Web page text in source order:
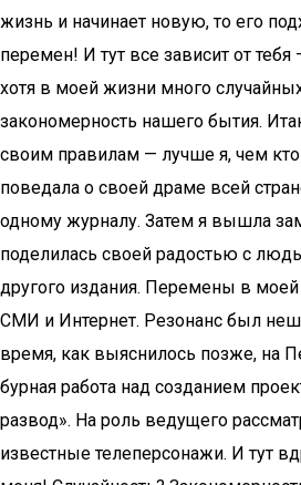
жизнь и начинает новую, то его
перемен! И тут все зависит от тебя
хотя в моей жизни много
закономерность нашего бытия.
своим правилам — лучше я, чем
поведала о своей драме всей
одному журналу. Затем я вышла
поделилась своей радостью с
другого издания. Перемены в
СМИ и Интернет. Резонанс был
время, как выяснилось позже, на
бурная работа над созданием
развод». На роль ведущего
известные телеперсонажи. И тут